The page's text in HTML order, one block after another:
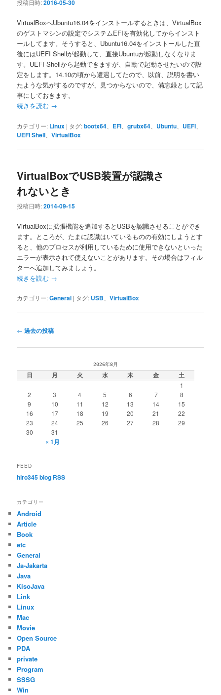
投稿日時:2016-05-30
VirtualBoxへUbuntu16.04をインストールするときは、VirtualBox
のゲストマシンの設定でシステムEFIを有効化してからインスト
ールしてます。そうすると、Ubuntu16.04をインストールした直
後にはUEFI Shellが起動して、直接Ubuntuが起動しなくなりま
す。UEFI Shellから起動できますが、自動で起動させたいので設
定をします。14.10の頃から遭遇してたので、以前、説明を書い
たような気がするのですが、見つからないので、備忘録として記
事にしておきます。
続きを読む →
カテゴリー: Linux | タグ:bootx64 EFI 、grubx64 Ubuntu UEFI
UEFI Shell 、VirtualBox
VirtualBoxでUSB装置が認識さ
れないとき
投稿日時:2014-09-15
VirtualBoxに拡張機能を追加するとUSBを認識させることができ
ます。ところが、たまに認識はいているものの有効にしようとす
ると、他のプロセスが利用しているために使用できないといった
エラーが表示されて使えないことがあります。その場合はフィル
ターへ追加してみましょう。
続きを読む →
カテゴリー:General | タグ: USB 、VirtualBox
投
ナ
ゲ
ー
← 過去の投稿
2026年8月
日 月 火 水 木 金 土
1
2
3 4 5 6 7
8
9
10 11 12 13 14
15
16
17 18 19 20 21
22
23
24 25 26 27 28
29
30
31
« 1月
FEED
hiro345 blog RSS
カテゴリー
Android
Article
Book
etc
General
Ja-Jakarta
Java
KisoJava
Link
Linux
Mac
Movie
Open Source
PDA
private
Program
SSSG
Win